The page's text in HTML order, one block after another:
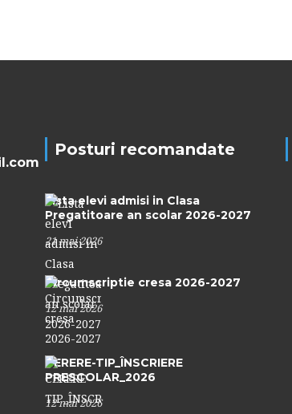
Posturi recomandate
Lista elevi admisi in Clasa
Pregatitoare an scolar 2026-2027
21 mai 2026
Circumscriptie cresa 2026-2027
12 mai 2026
CERERE-TIP_ÎNSCRIERE
PRESCOLAR_2026
12 mai 2026